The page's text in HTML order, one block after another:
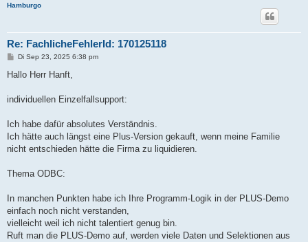
Hamburgo
Re: FachlicheFehlerId: 170125118
B
i
a
Di Sep 23, 2025 6:38 pm
Hallo Herr Hanft,
individuellen Einzelfallsupport:
Ich habe dafür absolutes Verständnis.
Ich hätte auch längst eine Plus-Version gekauft, wenn meine Familie
nicht entschieden hätte die Firma zu liquidieren.
Thema ODBC:
In manchen Punkten habe ich Ihre Programm-Logik in der PLUS-Demo
einfach noch nicht verstanden,
vielleicht weil ich nicht talentiert genug bin.
Ruft man die PLUS-Demo auf, werden viele Daten und Selektionen aus